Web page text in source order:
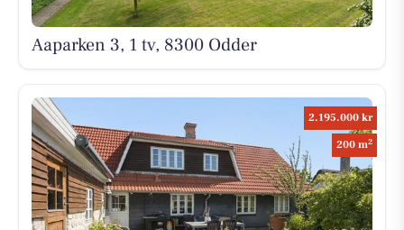
Aaparken 3, 1 tv, 8300 Odder
2.195.000 kr
200 m2